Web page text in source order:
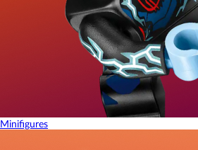
Minifigures